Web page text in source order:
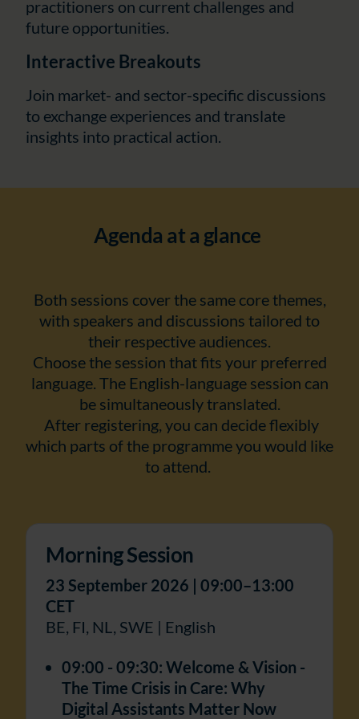
practitioners on current challenges and
future opportunities.
Interactive Breakouts
Join market- and sector-specific discussions
to exchange experiences and translate
insights into practical action.
Agenda at a glance
Both sessions cover the same core themes,
with speakers and discussions tailored to
their respective audiences.
Choose the session that fits your preferred
language. The English-language session can
be simultaneously translated.
After registering, you can decide flexibly
which parts of the programme you would like
to attend.
Morning Session
23 September 2026 | 09:00–13:00
CET
BE, FI, NL, SWE | English
09:00 - 09:30: Welcome & Vision -
The Time Crisis in Care: Why
Digital Assistants Matter Now